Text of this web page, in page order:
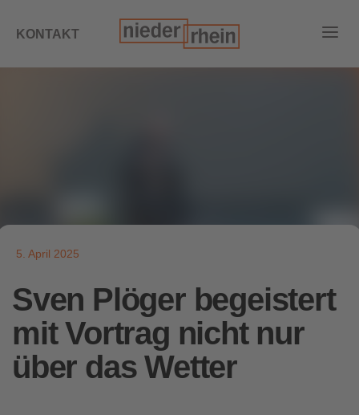
KONTAKT
5. April 2025
Sven Plöger begeistert
mit Vortrag nicht nur
über das Wetter